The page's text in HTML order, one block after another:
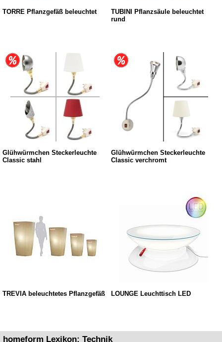
TORRE Pflanzgefäß beleuchtet
TUBINI Pflanzsäule beleuchtet
rund
Glühwürmchen Steckerleuchte
Classic stahl
Glühwürmchen Steckerleuchte
Classic verchromt
TREVIA beleuchtetes Pflanzgefäß LOUNGE Leuchttisch LED
homeform Lexikon: Technik